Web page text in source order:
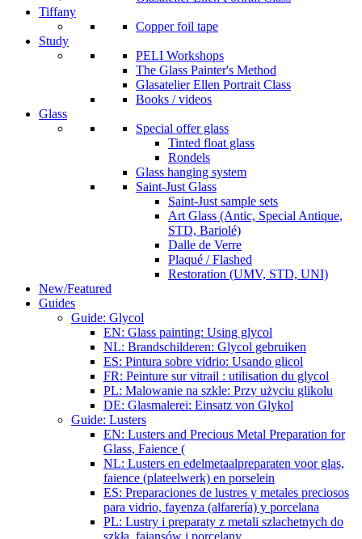
Tiffany
Copper foil tape
Study
PELI Workshops
The Glass Painter's Method
Glasatelier Ellen Portrait Class
Books / videos
Glass
Special offer glass
Tinted float glass
Rondels
Glass hanging system
Saint-Just Glass
Saint-Just sample sets
Art Glass (Antic, Special Antique,
STD, Bariolé)
Dalle de Verre
Plaqué / Flashed
Restoration (UMV, STD, UNI)
New/Featured
Guides
Guide: Glycol
EN: Glass painting: Using glycol
NL: Brandschilderen: Glycol gebruiken
ES: Pintura sobre vidrio: Usando glicol
FR: Peinture sur vitrail : utilisation du glycol
PL: Malowanie na szkle: Przy użyciu glikolu
DE: Glasmalerei: Einsatz von Glykol
Guide: Lusters
EN: Lusters and Precious Metal Preparation for
Glass, Faience (
NL: Lusters en edelmetaalpreparaten voor glas,
faience (plateelwerk) en porselein
ES: Preparaciones de lustres y metales preciosos
para vidrio, fayenza (alfarería) y porcelana
PL: Lustry i preparaty z metali szlachetnych do
szkła, fajansów i porcelany